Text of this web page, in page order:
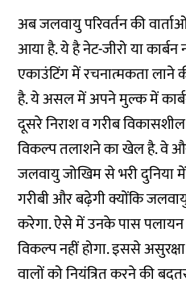
अब जलवायु परिवर्तन की
आया है. ये है नेट-जीरो या
एकाउंटिंग में रचनात्मकता
है. ये असल में अपने मुल्क में
दूसरे निराश व गरीब
विकल्प तलाशने का खेल है. वे
जलवायु जोखिम से भरी दुनिया
गरीबी और बढ़ेगी क्योंकि
करेगा. ऐसे में उनके पास
विकल्प नहीं होगा. इससे
वालों को नियंत्रित करने की